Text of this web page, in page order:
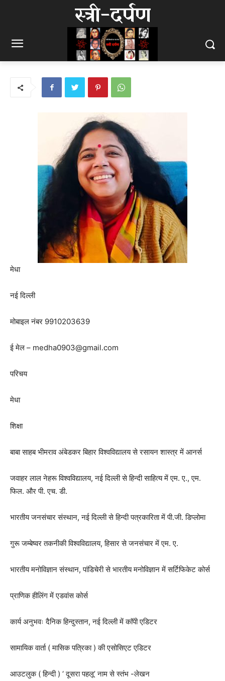
स्त्री-दर्पण
मेधा
नई दिल्ली
मोबाइल नंबर 9910203639
ई मेल – medha0903@gmail.com
परिचय
मेधा
शिक्षा
बाबा साहब भीमराव अंबेडकर बिहार विश्वविद्यालय से रसायन शास्त्र में आनर्स
जवाहर लाल नेहरू विश्वविद्यालय,नई दिल्ली से हिन्दी साहित्य में एम. ए.,एम.
फिल. और पी. एच. डी.
भारतीय जनसंचार संस्थान,नई दिल्ली से हिन्दी पत्रकारिता में पी.जी. डिप्लोमा
गुरू जम्बेष्वर तकनीकी विश्वविद्यालय,हिसार से जनसंचार में एम. ए.
भारतीय मनोविज्ञान संस्थान,पांडिचेरी से भारतीय मनोविज्ञान में सर्टिफिकेट कोर्स
प्राणिक हीलिंग में एडवांस कोर्स
कार्य अनुभवः दैनिक हिन्दुस्तान,नई दिल्ली में काॅपी एडिटर
सामायिक वार्ता ( मासिक पत्रिका ) की एसोसिएट एडिटर
आउटलुक ( हिन्दी ) ‘ दूसरा पहलू’ नाम से स्तंभ -लेखन